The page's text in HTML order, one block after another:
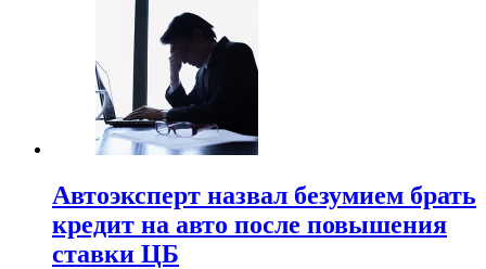
Автоэксперт назвал безумием брать
кредит на авто после повышения
ставки ЦБ